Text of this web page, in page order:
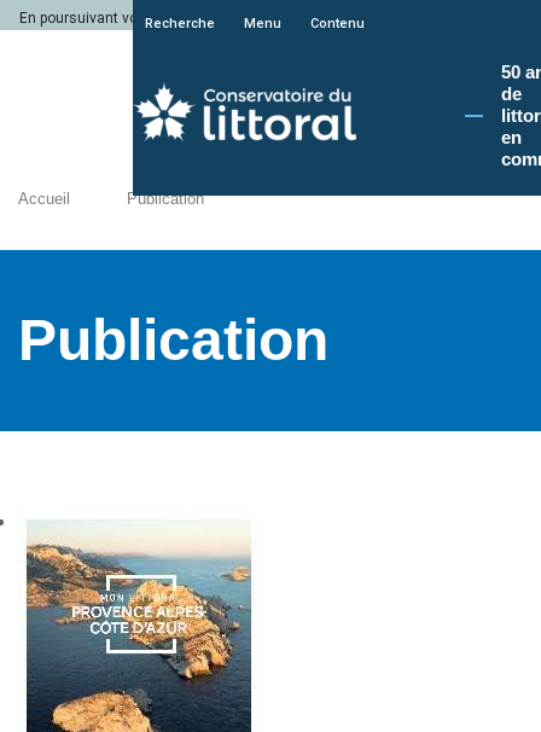
En poursuivant votre navigation sur le site du Conservatoire du littoral, vous
Recherche Menu Contenu
50
de
en
Accueil Publication
Publication